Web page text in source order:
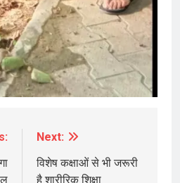
Next:
विशेष कक्षाओं से भी जरूरी
है शारीरिक शिक्षा